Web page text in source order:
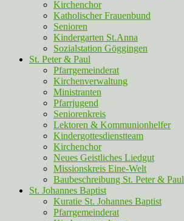
Kirchenchor
Katholischer Frauenbund
Senioren
Kindergarten St.Anna
Sozialstation Göggingen
St. Peter & Paul
Pfarrgemeinderat
Kirchenverwaltung
Ministranten
Pfarrjugend
Seniorenkreis
Lektoren & Kommunionhelfer
Kindergottesdienstteam
Kirchenchor
Neues Geistliches Liedgut
Missionskreis Eine-Welt
Baubeschreibung St. Peter & Paul
St. Johannes Baptist
Kuratie St. Johannes Baptist
Pfarrgemeinderat